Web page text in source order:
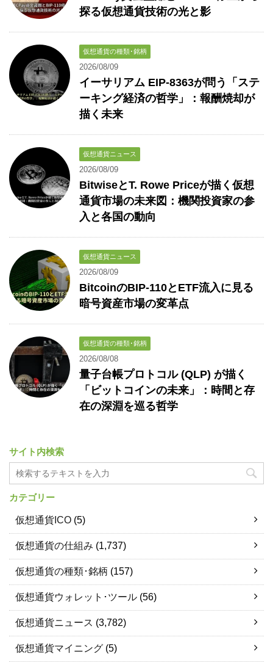
探る仮想通貨技術の光と影
仮想通貨の種類･銘柄
2026/08/09
イーサリアム EIP-8363が問う「ステ
ーキング経済の哲学」：報酬焼却が
描く未来
仮想通貨ニュース
2026/08/09
BitwiseとT. Rowe Priceが描く仮想
通貨市場の未来図：機関投資家の参
入と各国の動向
仮想通貨ニュース
2026/08/09
BitcoinのBIP-110とETF流入に見る
暗号資産市場の変革点
仮想通貨の種類･銘柄
2026/08/08
量子台帳プロトコル (QLP) が描く
「ビットコインの未来」：時間と存
在の深淵を巡る哲学
サイト内検索
カテゴリー
仮想通貨ICO (5)
仮想通貨の仕組み (1,737)
仮想通貨の種類･銘柄 (157)
仮想通貨ウォレット･ツール (56)
仮想通貨ニュース (3,782)
仮想通貨マイニング (5)